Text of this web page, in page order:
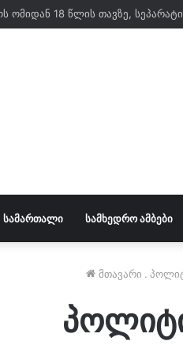
ომში დაღუპული გმირები
ᲡᲐᲛᲐᲠᲗᲐᲚᲘ ᲡᲐᲛᲮᲔᲓᲠᲝ ᲐᲛᲑᲔᲑᲘ
მთავარი .